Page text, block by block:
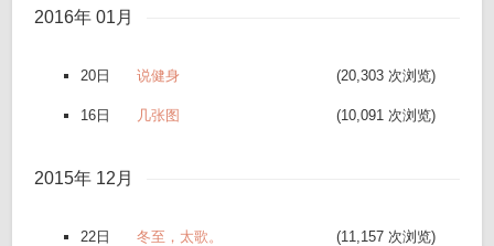
2016年 01月
20日 说健身 (20,303 次浏览)
16日 几张图 (10,091 次浏览)
2015年 12月
22日 冬至，太歌。 (11,157 次浏览)